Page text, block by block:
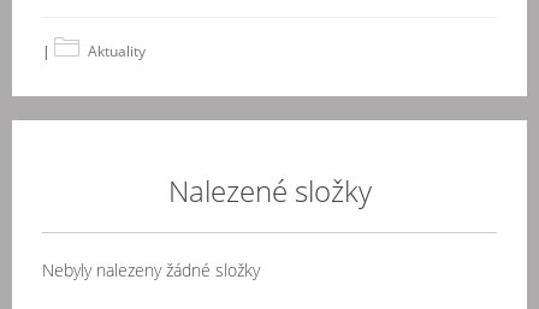
| Aktuality
Nalezené složky
Nebyly nalezeny žádné složky